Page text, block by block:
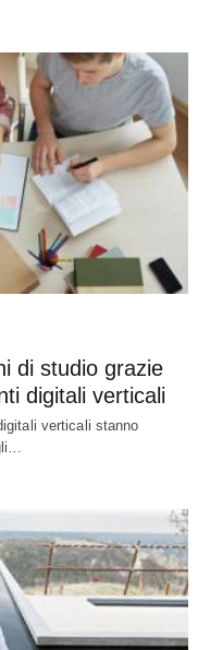
di studio grazie
digitali verticali
verticali stanno